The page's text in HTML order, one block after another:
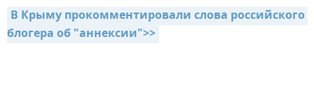
В Крыму прокомментировали слова российского
блогера об "аннексии">>